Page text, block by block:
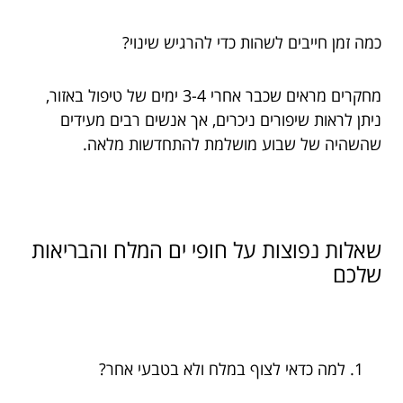
כמה זמן חייבים לשהות כדי להרגיש שינוי?
מחקרים מראים שכבר אחרי 3-4 ימים של טיפול באזור,
ניתן לראות שיפורים ניכרים, אך אנשים רבים מעידים
שהשהיה של שבוע מושלמת להתחדשות מלאה.
שאלות נפוצות על חופי ים המלח והבריאות
שלכם
למה כדאי לצוף במלח ולא בטבעי אחר?